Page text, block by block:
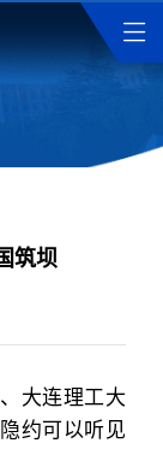
筑坝
大连理工大
约可以听见